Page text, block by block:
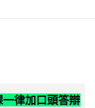
律加口頭答辯